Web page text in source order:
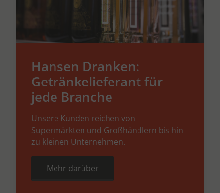
Hansen Dranken:
Getränkelieferant für
jede Branche
Unsere Kunden reichen von
Supermärkten und Großhändlern bis hin
zu kleinen Unternehmen.
Mehr darüber